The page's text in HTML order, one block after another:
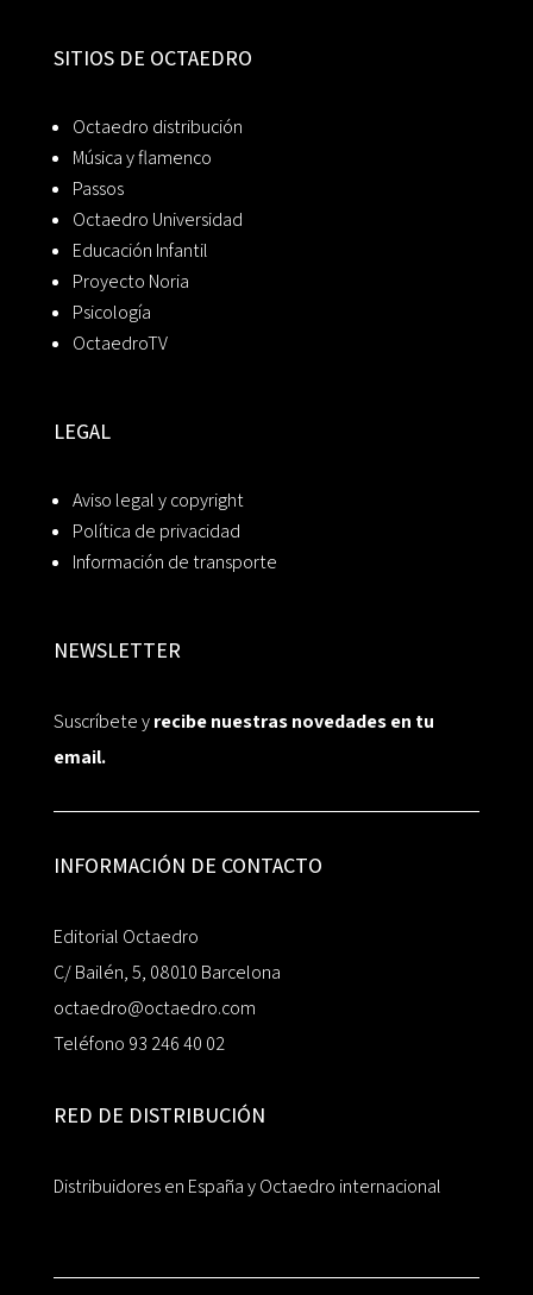
SITIOS DE OCTAEDRO
Octaedro distribución
Música y flamenco
Passos
Octaedro Universidad
Educación Infantil
Proyecto Noria
Psicología
OctaedroTV
LEGAL
Aviso legal y copyright
Política de privacidad
Información de transporte
NEWSLETTER
Suscríbete yrecibe nuestras novedades en tu
email.
INFORMACIÓN DE CONTACTO
Editorial Octaedro
C/ Bailén, 5, 08010 Barcelona
octaedro@octaedro.com
Teléfono 93 246 40 02
RED DE DISTRIBUCIÓN
Distribuidores en España y Octaedro internacional